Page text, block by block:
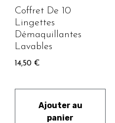
Coffret De 10
Lingettes
Démaquillantes
Lavables
14,50 €
Ajouter au
panier